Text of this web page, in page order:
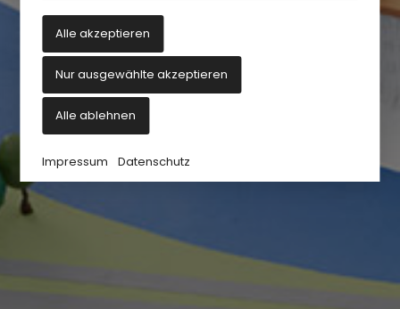
Alle akzeptieren
Nur ausgewählte akzeptieren
Alle ablehnen
Impressum Datenschutz